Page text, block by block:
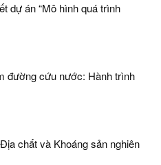
dự án “Mô hình quá trình
đường cứu nước: Hành trình
chất và Khoáng sản nghiên